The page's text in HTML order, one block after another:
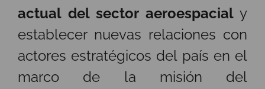
actual del sector aeroespacialy
establecer nuevas relaciones con
actores estratégicos del país en el
marco de la misión del